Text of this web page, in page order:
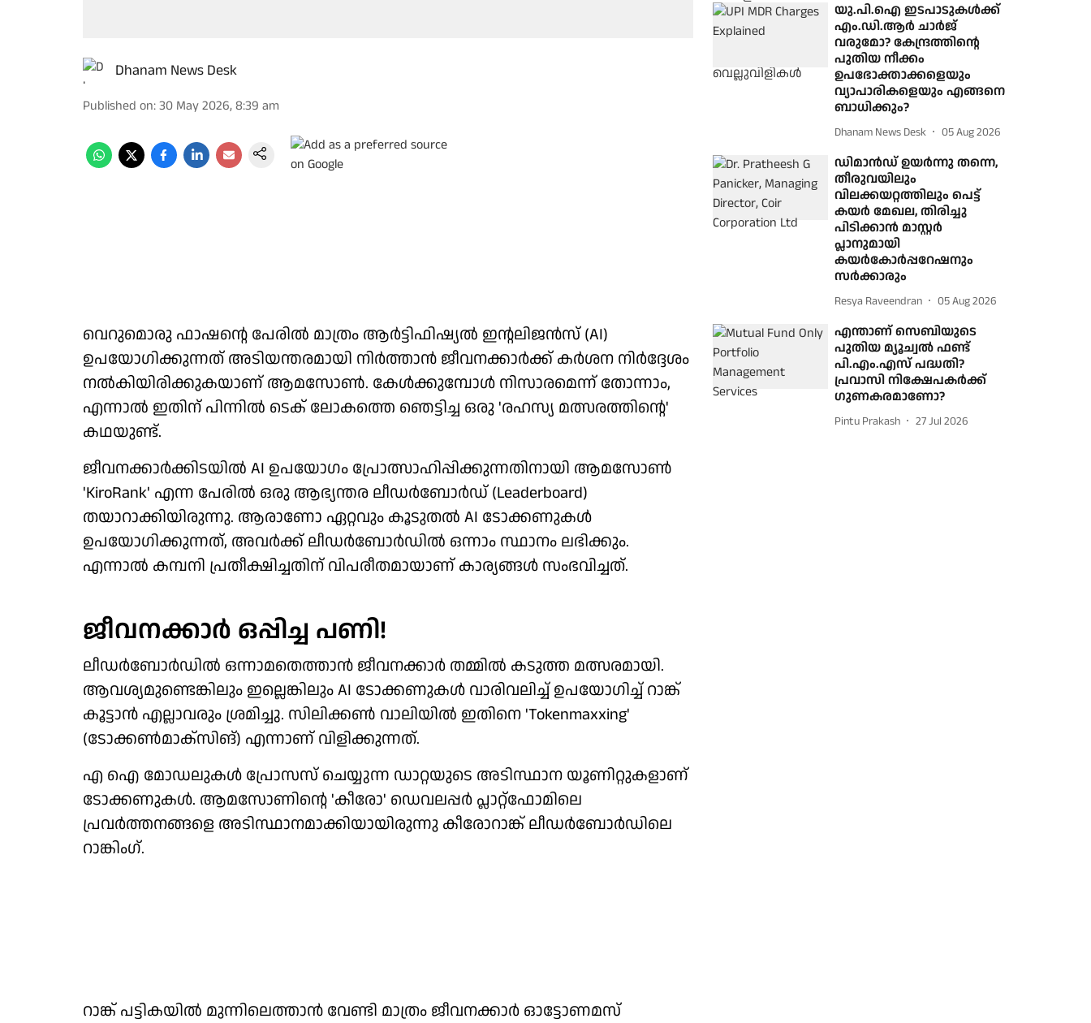
Dhanam News Desk
Published on:30 May 2026, 8:39 am
വെറുമൊരു ഫാഷന്റെ പേരില്‍ മാത്രം ആര്‍ട്ടിഫിഷ്യല്‍ ഇന്റലിജന്‍സ് (AI)
ഉപയോഗിക്കുന്നത് അടിയന്തരമായി നിര്‍ത്താന്‍ ജീവനക്കാര്‍ക്ക് കര്‍ശന നിര്‍ദ്ദേശം
നല്‍കിയിരിക്കുകയാണ് ആമസോണ്‍. കേള്‍ക്കുമ്പോള്‍ നിസാരമെന്ന് തോന്നാം,
എന്നാല്‍ ഇതിന് പിന്നില്‍ ടെക് ലോകത്തെ ഞെട്ടിച്ച ഒരു 'രഹസ്യ മത്സരത്തിന്റെ'
കഥയുണ്ട്.
ജീവനക്കാര്‍ക്കിടയില്‍ AI ഉപയോഗം പ്രോത്സാഹിപ്പിക്കുന്നതിനായി ആമസോണ്‍
'KiroRank' എന്ന പേരില്‍ ഒരു ആഭ്യന്തര ലീഡര്‍ബോര്‍ഡ് (Leaderboard)
തയാറാക്കിയിരുന്നു. ആരാണോ ഏറ്റവും കൂടുതല്‍ AI ടോക്കണുകള്‍
ഉപയോഗിക്കുന്നത്, അവര്‍ക്ക് ലീഡര്‍ബോര്‍ഡില്‍ ഒന്നാം സ്ഥാനം ലഭിക്കും.
എന്നാല്‍ കമ്പനി പ്രതീക്ഷിച്ചതിന് വിപരീതമായാണ് കാര്യങ്ങള്‍ സംഭവിച്ചത്.
ജീവനക്കാര്‍ ഒപ്പിച്ച പണി!
ലീഡര്‍ബോര്‍ഡില്‍ ഒന്നാമതെത്താന്‍ ജീവനക്കാര്‍ തമ്മില്‍ കടുത്ത മത്സരമായി.
ആവശ്യമുണ്ടെങ്കിലും ഇല്ലെങ്കിലും AI ടോക്കണുകള്‍ വാരിവലിച്ച് ഉപയോഗിച്ച് റാങ്ക്
കൂട്ടാന്‍ എല്ലാവരും ശ്രമിച്ചു. സിലിക്കണ്‍ വാലിയില്‍ ഇതിനെ 'Tokenmaxxing'
(ടോക്കണ്‍മാക്‌സിങ്) എന്നാണ് വിളിക്കുന്നത്.
എ ഐ മോഡലുകള്‍ പ്രോസസ് ചെയ്യുന്ന ഡാറ്റയുടെ അടിസ്ഥാന യൂണിറ്റുകളാണ്
ടോക്കണുകള്‍. ആമസോണിന്റെ 'കീരോ' ഡെവലപ്പര്‍ പ്ലാറ്റ്ഫോമിലെ
പ്രവര്‍ത്തനങ്ങളെ അടിസ്ഥാനമാക്കിയായിരുന്നു കീരോറാങ്ക് ലീഡര്‍ബോര്‍ഡിലെ
റാങ്കിംഗ്.
റാങ്ക് പട്ടികയില്‍ മുന്നിലെത്താന്‍ വേണ്ടി മാത്രം ജീവനക്കാര്‍ ഓട്ടോണമസ്
യു.പി.ഐ ഇടപാടുകൾക്ക്
എം.ഡി.ആർ ചാർജ്
വരുമോ? കേന്ദ്രത്തിന്റെ
പുതിയ നീക്കം
ഉപഭോക്താക്കളെയും
വ്യാപാരികളെയും എങ്ങനെ
ബാധിക്കും?
Dhanam News Desk 05 Aug 2026
ഡിമാന്‍ഡ് ഉയര്‍ന്നു തന്നെ,
തീരുവയിലും
വിലക്കയറ്റത്തിലും പെട്ട്
കയര്‍ മേഖല, തിരിച്ചു
പിടിക്കാന്‍ മാസ്റ്റര്‍
പ്ലാനുമായി
കയര്‍കോര്‍പ്പറേഷനും
സര്‍ക്കാരും
Resya Raveendran 05 Aug 2026
എന്താണ് സെബിയുടെ
പുതിയ മ്യൂച്വൽ ഫണ്ട്
പി.എം.എസ് പദ്ധതി?
പ്രവാസി നിക്ഷേപകർക്ക്
ഗുണകരമാണോ?
Pintu Prakash 27 Jul 2026